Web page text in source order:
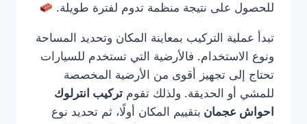
للحصول على نتيجة منظمة تدوم لفترة طويلة.
تبدأ عملية التركيب بمعاينة المكان وتحديد المساحة
ونوع الاستخدام. فالأرضية التي تستخدم للسيارات
تحتاج إلى تجهيز أقوى من الأرضية المخصصة
للمشي أو الحديقة. ولذلك تقوم تركيب انترلوك
احواش عجمان بتقييم المكان أولًا، ثم تحديد نوع